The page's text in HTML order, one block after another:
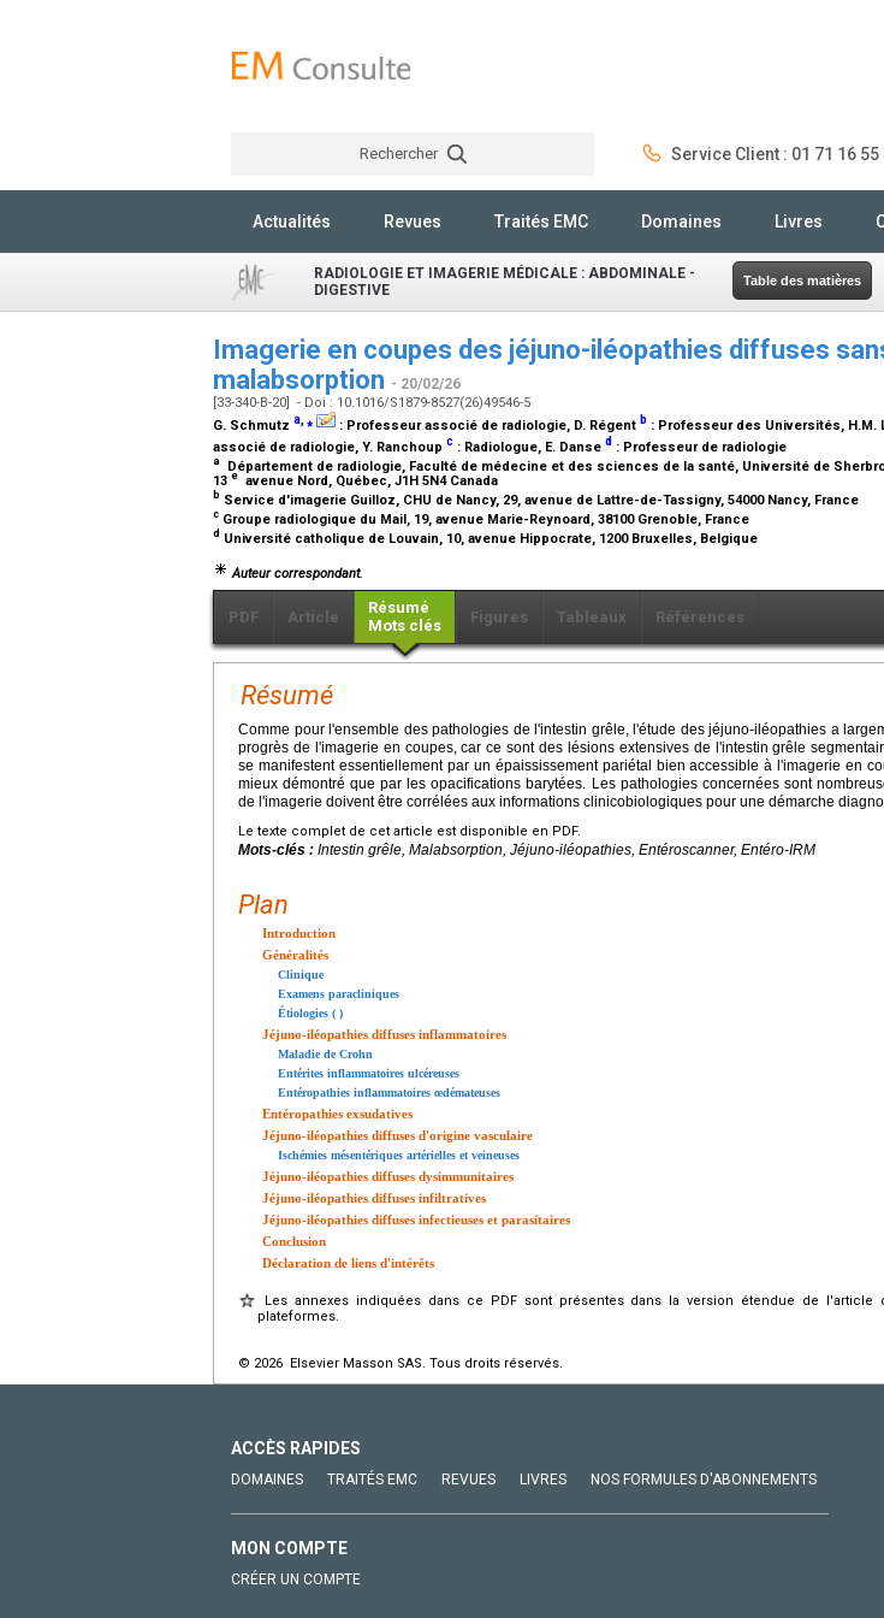
Rechercher Service Client : 01 71 16 55
Actualités Revues Traités EMC Domaines Livres
RADIOLOGIE ET IMAGERIE MÉDICALE : ABDOMINALE -
DIGESTIVE
Table des matières
Imagerie en coupes des jéjuno-iléopathies diffuses
malabsorption - 20/02/26
[33-340-B-20] - Doi : 10.1016/S1879-8527(26)49546-5
G. Schmutz a,⁎ : Professeur associé de radiologie, D. Régent b : Professeur des Universités, H.M.
associé de radiologie, Y. Ranchoup c : Radiologue, E. Danse d : Professeur de radiologie
a
Département de radiologie, Faculté de médecine et des sciences de la santé, Université de
13 e avenue Nord, Québec, J1H 5N4 Canada
b Service d'imagerie Guilloz, CHU de Nancy, 29, avenue de Lattre-de-Tassigny, 54000 Nancy, France
c Groupe radiologique du Mail, 19, avenue Marie-Reynoard, 38100 Grenoble, France
d Université catholique de Louvain, 10, avenue Hippocrate, 1200 Bruxelles, Belgique
Auteur correspondant.
PDF Article
Résumé
Mots clés
Figures Tableaux Références
Résumé
Comme pour l'ensemble des pathologies de l'intestin grêle, l'étude des jéjuno-iléopathies a
progrès de l'imagerie en coupes, car ce sont des lésions extensives de l'intestin grêle
se manifestent essentiellement par un épaississement pariétal bien accessible à l'imagerie en
mieux démontré que par les opacifications barytées. Les pathologies concernées sont
de l'imagerie doivent être corrélées aux informations clinicobiologiques pour une démarche
Le texte complet de cet article est disponible en PDF.
Mots-clés : Intestin grêle, Malabsorption, Jéjuno-iléopathies, Entéroscanner, Entéro-IRM
Plan
Introduction
Généralités
Clinique
Examens paracliniques
Étiologies ( )
Jéjuno-iléopathies diffuses inflammatoires
Maladie de Crohn
Entérites inflammatoires ulcéreuses
Entéropathies inflammatoires œdémateuses
Entéropathies exsudatives
Jéjuno-iléopathies diffuses d'origine vasculaire
Ischémies mésentériques artérielles et veineuses
Jéjuno-iléopathies diffuses dysimmunitaires
Jéjuno-iléopathies diffuses infiltratives
Jéjuno-iléopathies diffuses infectieuses et parasitaires
Conclusion
Déclaration de liens d'intérêts
Les annexes indiquées dans ce PDF sont présentes dans la version étendue de l'article
plateformes.
© 2026 Elsevier Masson SAS. Tous droits réservés.
ACCÈS RAPIDES
DOMAINES TRAITÉS EMC REVUES LIVRES NOS FORMULES D'ABONNEMENTS
MON COMPTE
CRÉER UN COMPTE